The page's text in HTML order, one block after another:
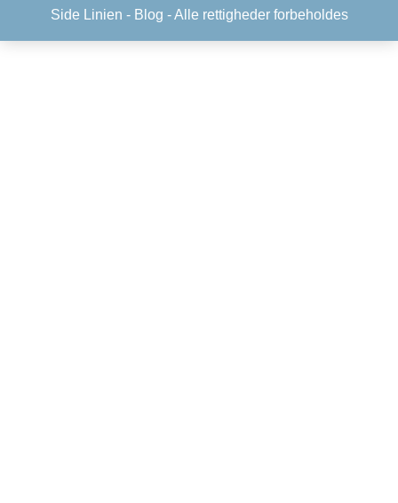
Side Linien - Blog - Alle rettigheder forbeholdes